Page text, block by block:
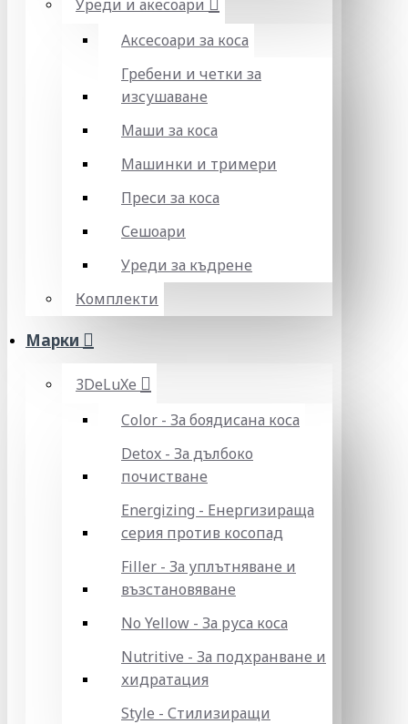
Уреди и акесоари
Аксесоари за коса
Гребени и четки за
изсушаване
Маши за коса
Машинки и тримери
Преси за коса
Сешоари
Уреди за къдрене
Комплекти
Марки
3DeLuXe
Color - За боядисана коса
Detox - За дълбоко
почистване
Energizing - Енергизираща
серия против косопад
Filler - За уплътняване и
възстановяване
No Yellow - За руса коса
Nutritive - За подхранване и
хидратация
Style - Стилизиращи